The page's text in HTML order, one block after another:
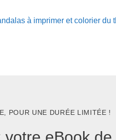
à imprimer et colorier du
POUR UNE DURÉE LIMITÉE !